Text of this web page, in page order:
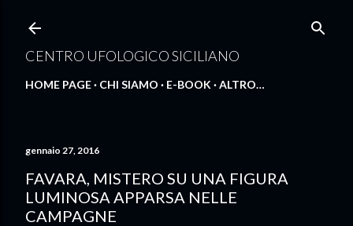
CENTRO UFOLOGICO SICILIANO
HOME PAGE CHI SIAMO E-BOOK ALTRO…
gennaio 27, 2016
FAVARA, MISTERO SU UNA FIGURA
LUMINOSA APPARSA NELLE
CAMPAGNE